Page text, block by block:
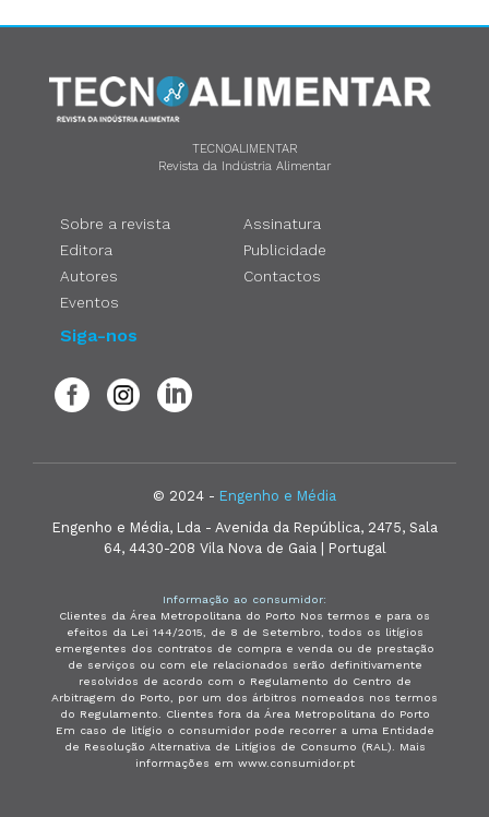
TECNOALIMENTAR
Revista da Indústria Alimentar
Sobre a revista
Editora
Autores
Eventos
Assinatura
Publicidade
Contactos
Siga-nos
© 2024 - Engenho e Média
Engenho e Média, Lda - Avenida da República, 2475, Sala
64, 4430-208 Vila Nova de Gaia | Portugal
Informação ao consumidor:
Clientes da Área Metropolitana do Porto Nos termos e para os
efeitos da Lei 144/2015, de 8 de Setembro, todos os litígios
emergentes dos contratos de compra e venda ou de prestação
de serviços ou com ele relacionados serão definitivamente
resolvidos de acordo com o Regulamento do Centro de
Arbitragem do Porto, por um dos árbitros nomeados nos termos
do Regulamento. Clientes fora da Área Metropolitana do Porto
Em caso de litígio o consumidor pode recorrer a uma Entidade
de Resolução Alternativa de Litígios de Consumo (RAL). Mais
informações em www.consumidor.pt